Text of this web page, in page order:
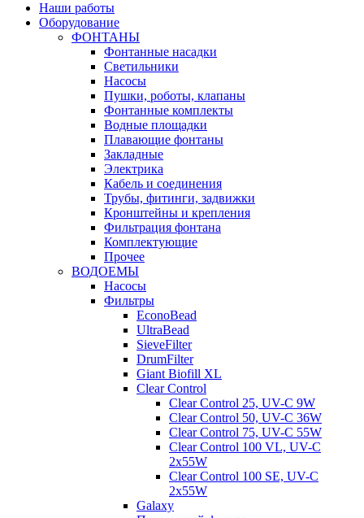
Наши работы
Оборудование
ФОНТАНЫ
Фонтанные насадки
Cветильники
Насосы
Пушки, роботы, клапаны
Фонтанные комплекты
Водные площадки
Плавающие фонтаны
Закладные
Электрика
Кабель и соединения
Трубы, фитинги, задвижки
Кронштейны и крепления
Фильтрация фонтана
Комплектующие
Прочее
ВОДОЕМЫ
Насосы
Фильтры
EconoBead
UltraBead
SieveFilter
DrumFilter
Giant Biofill XL
Clear Control
Clear Control 25, UV-C 9W
Clear Control 50, UV-C 36W
Clear Control 75, UV-C 55W
Clear Control 100 VL, UV-C
2x55W
Clear Control 100 SE, UV-C
2x55W
Galaxy